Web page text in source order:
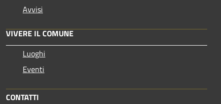
Avvisi
VIVERE IL COMUNE
Luoghi
Eventi
CONTATTI